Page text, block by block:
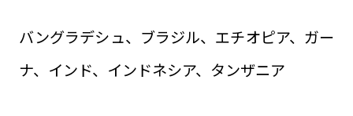
バングラデシュ、ブラジル、エチオピア、ガー
ナ、インド、インドネシア、タンザニア